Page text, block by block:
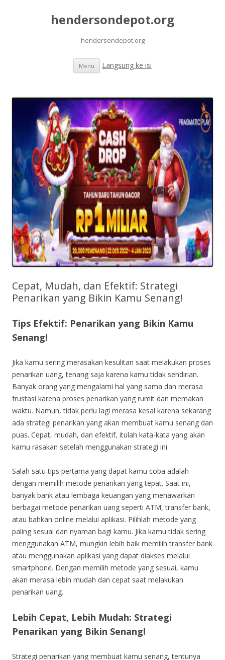
hendersondepot.org
hendersondepot.org
Menu Langsung ke isi
Cepat, Mudah, dan Efektif: Strategi
Penarikan yang Bikin Kamu Senang!
Tips Efektif: Penarikan yang Bikin Kamu
Senang!
Jika kamu sering merasakan kesulitan saat melakukan proses
penarikan uang, tenang saja karena kamu tidak sendirian.
Banyak orang yang mengalami hal yang sama dan merasa
frustasi karena proses penarikan yang rumit dan memakan
waktu. Namun, tidak perlu lagi merasa kesal karena sekarang
ada strategi penarikan yang akan membuat kamu senang dan
puas. Cepat, mudah, dan efektif, itulah kata-kata yang akan
kamu rasakan setelah menggunakan strategi ini.
Salah satu tips pertama yang dapat kamu coba adalah
dengan memilih metode penarikan yang tepat. Saat ini,
banyak bank atau lembaga keuangan yang menawarkan
berbagai metode penarikan uang seperti ATM, transfer bank,
atau bahkan online melalui aplikasi. Pilihlah metode yang
paling sesuai dan nyaman bagi kamu. Jika kamu tidak sering
menggunakan ATM, mungkin lebih baik memilih transfer bank
atau menggunakan aplikasi yang dapat diakses melalui
smartphone. Dengan memilih metode yang sesuai, kamu
akan merasa lebih mudah dan cepat saat melakukan
penarikan uang.
Lebih Cepat, Lebih Mudah: Strategi
Penarikan yang Bikin Senang!
Strategi penarikan yang membuat kamu senang, tentunya